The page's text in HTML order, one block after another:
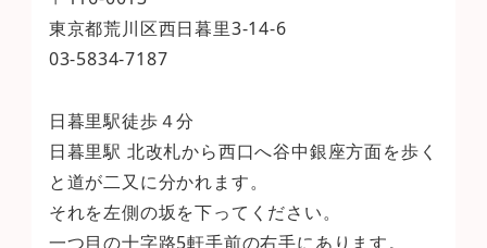
東京都荒川区西日暮里3-14-6
03-5834-7187
日暮里駅徒歩４分
日暮里駅 北改札から西口へ谷中銀座方面を歩く
と道が二又に分かれます。
それを左側の坂を下ってください。
一つ目の十字路5軒手前の右手にあります。